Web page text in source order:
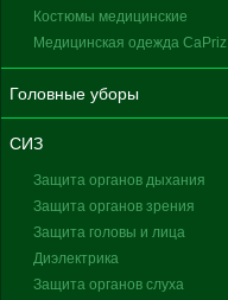
Костюмы медицинские
Медицинская одежда CaPriz
Головные уборы
СИЗ
Защита органов дыхания
Защита органов зрения
Защита головы и лица
Диэлектрика
Защита органов слуха